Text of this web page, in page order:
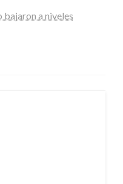
bajaron a niveles